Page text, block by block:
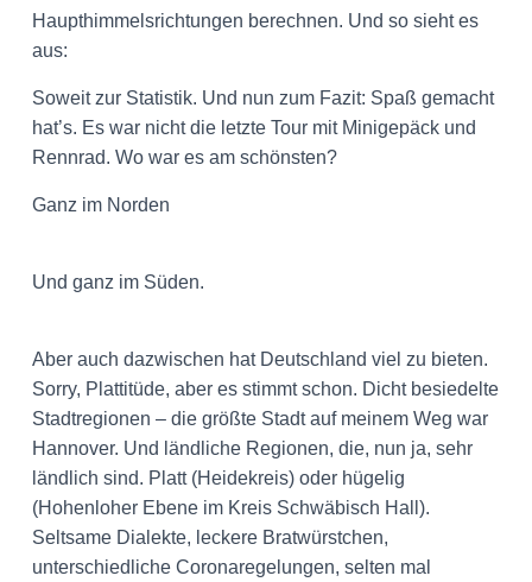
Haupthimmelsrichtungen berechnen. Und so sieht es
aus:
Soweit zur Statistik. Und nun zum Fazit: Spaß gemacht
hat’s. Es war nicht die letzte Tour mit Minigepäck und
Rennrad. Wo war es am schönsten?
Ganz im Norden
Und ganz im Süden.
Aber auch dazwischen hat Deutschland viel zu bieten.
Sorry, Plattitüde, aber es stimmt schon. Dicht besiedelte
Stadtregionen – die größte Stadt auf meinem Weg war
Hannover. Und ländliche Regionen, die, nun ja, sehr
ländlich sind. Platt (Heidekreis) oder hügelig
(Hohenloher Ebene im Kreis Schwäbisch Hall).
Seltsame Dialekte, leckere Bratwürstchen,
unterschiedliche Coronaregelungen, selten mal